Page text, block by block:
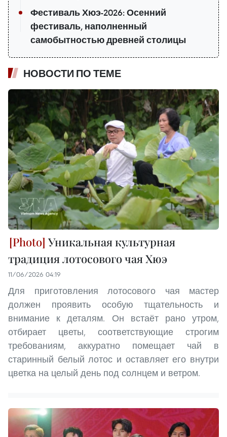
Фестиваль Хюэ-2026: Осенний
фестиваль, наполненный
самобытностью древней столицы
НОВОСТИ ПО ТЕМЕ
Уникальная культурная
традиция лотосового чая Хюэ
11/06/2026 04:19
Для приготовления лотосового чая мастер
должен проявить особую тщательность и
внимание к деталям. Он встаёт рано утром,
отбирает цветы, соответствующие строгим
требованиям, аккуратно помещает чай в
старинный белый лотос и оставляет его внутри
цветка на целый день под солнцем и ветром.